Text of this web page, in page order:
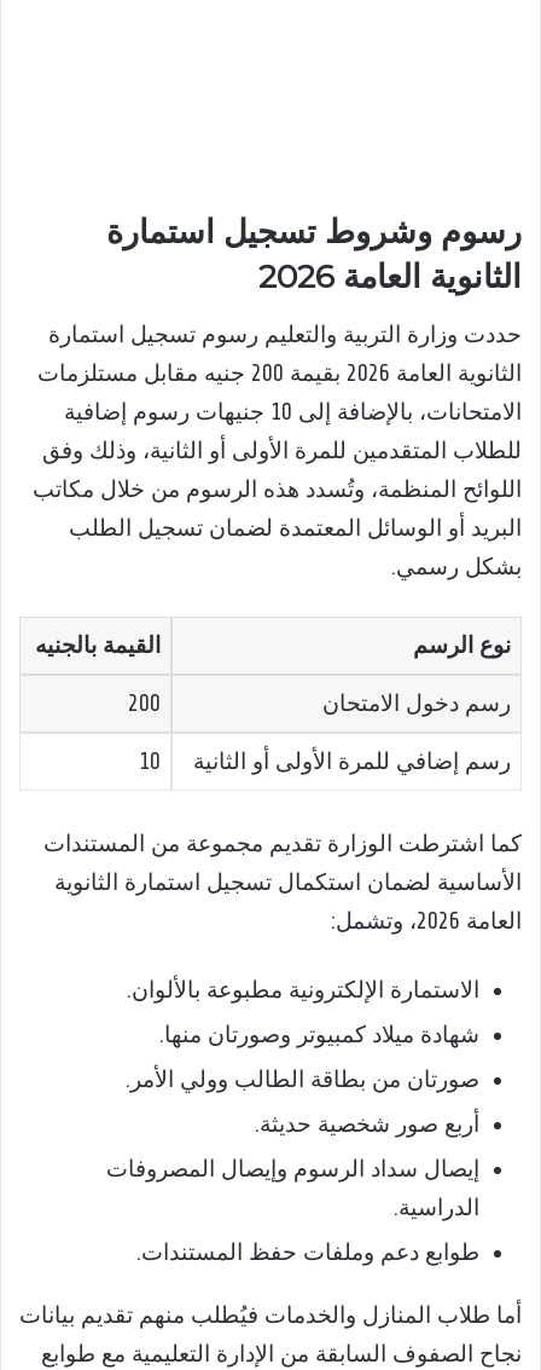
رسوم وشروط تسجيل استمارة
الثانوية العامة 2026
حددت وزارة التربية والتعليم رسوم تسجيل استمارة
الثانوية العامة 2026 بقيمة 200 جنيه مقابل مستلزمات
الامتحانات، بالإضافة إلى 10 جنيهات رسوم إضافية
للطلاب المتقدمين للمرة الأولى أو الثانية، وذلك وفق
اللوائح المنظمة، وتُسدد هذه الرسوم من خلال مكاتب
البريد أو الوسائل المعتمدة لضمان تسجيل الطلب
بشكل رسمي.
نوع الرسم القيمة بالجنيه
رسم دخول الامتحان 200
رسم إضافي للمرة الأولى أو الثانية 10
كما اشترطت الوزارة تقديم مجموعة من المستندات
الأساسية لضمان استكمال تسجيل استمارة الثانوية
العامة 2026، وتشمل:
الاستمارة الإلكترونية مطبوعة بالألوان.
شهادة ميلاد كمبيوتر وصورتان منها.
صورتان من بطاقة الطالب وولي الأمر.
أربع صور شخصية حديثة.
إيصال سداد الرسوم وإيصال المصروفات
الدراسية.
طوابع دعم وملفات حفظ المستندات.
أما طلاب المنازل والخدمات فيُطلب منهم تقديم بيانات
نجاح الصفوف السابقة من الإدارة التعليمية مع طوابع